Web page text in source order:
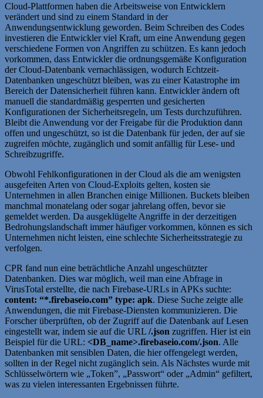
Cloud-Plattformen haben die Arbeitsweise von Entwicklern
verändert und sind zu einem Standard in der
Anwendungsentwicklung geworden. Beim Schreiben des Codes
investieren die Entwickler viel Kraft, um eine Anwendung gegen
verschiedene Formen von Angriffen zu schützen. Es kann jedoch
vorkommen, dass Entwickler die ordnungsgemäße Konfiguration
der Cloud-Datenbank vernachlässigen, wodurch Echtzeit-
Datenbanken ungeschützt bleiben, was zu einer Katastrophe im
Bereich der Datensicherheit führen kann. Entwickler ändern oft
manuell die standardmäßig gesperrten und gesicherten
Konfigurationen der Sicherheitsregeln, um Tests durchzuführen.
Bleibt die Anwendung vor der Freigabe für die Produktion dann
offen und ungeschützt, so ist die Datenbank für jeden, der auf sie
zugreifen möchte, zugänglich und somit anfällig für Lese- und
Schreibzugriffe.
Obwohl Fehlkonfigurationen in der Cloud als die am wenigsten
ausgefeiten Arten von Cloud-Exploits gelten, kosten sie
Unternehmen in allen Branchen einige Millionen. Buckets bleiben
manchmal monatelang oder sogar jahrelang offen, bevor sie
gemeldet werden. Da ausgeklügelte Angriffe in der derzeitigen
Bedrohungslandschaft immer häufiger vorkommen, können es sich
Unternehmen nicht leisten, eine schlechte Sicherheitsstrategie zu
verfolgen.
CPR fand nun eine beträchtliche Anzahl ungeschützter
Datenbanken. Dies war möglich, weil man eine Abfrage in
VirusTotal erstellte, die nach Firebase-URLs in APKs suchte:
content: “*.firebaseio.com” type: apk. Diese Suche zeigte alle
Anwendungen, die mit Firebase-Diensten kommunizieren. Die
Forscher überprüften, ob der Zugriff auf die Datenbank auf Lesen
eingestellt war, indem sie auf die URL /.json zugriffen. Hier ist ein
Beispiel für die URL: <DB_name>.firebaseio.com/.json. Alle
Datenbanken mit sensiblen Daten, die hier offengelegt werden,
sollten in der Regel nicht zugänglich sein. Als Nächstes wurde mit
Schlüsselwörtern wie „Token”, „Passwort“ oder „Admin“ gefiltert,
was zu vielen interessanten Ergebnissen führte.